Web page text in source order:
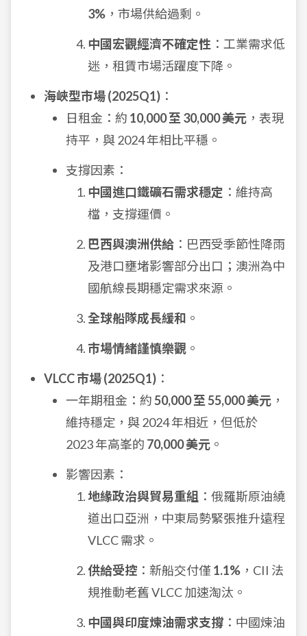
3% ，市場供給過剩。
中國宏觀經濟不確定性 ：工業需求低
迷，租賃市場活躍度下降。
海峽型市場 (2025Q1) ：
日租金：約 10,000 至 30,000 美元 ，表現
持平，與 2024 年相比平穩。
支撐因素：
中國進口鐵礦石需求穩定 ：維持高
檔，支撐運價。
巴西與澳洲供給 ：巴西受季節性降雨
及港口壅堵影響部分出口；澳洲為中
國航線長期穩定需求來源。
全球船隊成長緩和 。
市場情緒謹慎樂觀 。
VLCC 市場 (2025Q1) ：
一年期租金：約50,000 至 55,000 美元 ，
維持穩定，與 2024 年相近，但低於
2023 年高峯的 70,000 美元 。
影響因素：
地緣政治與貿易重組 ：俄羅斯原油繞
道出口亞洲，中東局勢緊張推升遠程
VLCC 需求。
供給受控 ：新船交付僅1.1% ，CII 法
規推動老舊 VLCC 加速淘汰。
中國與印度煉油需求支撐 ：中國煉油